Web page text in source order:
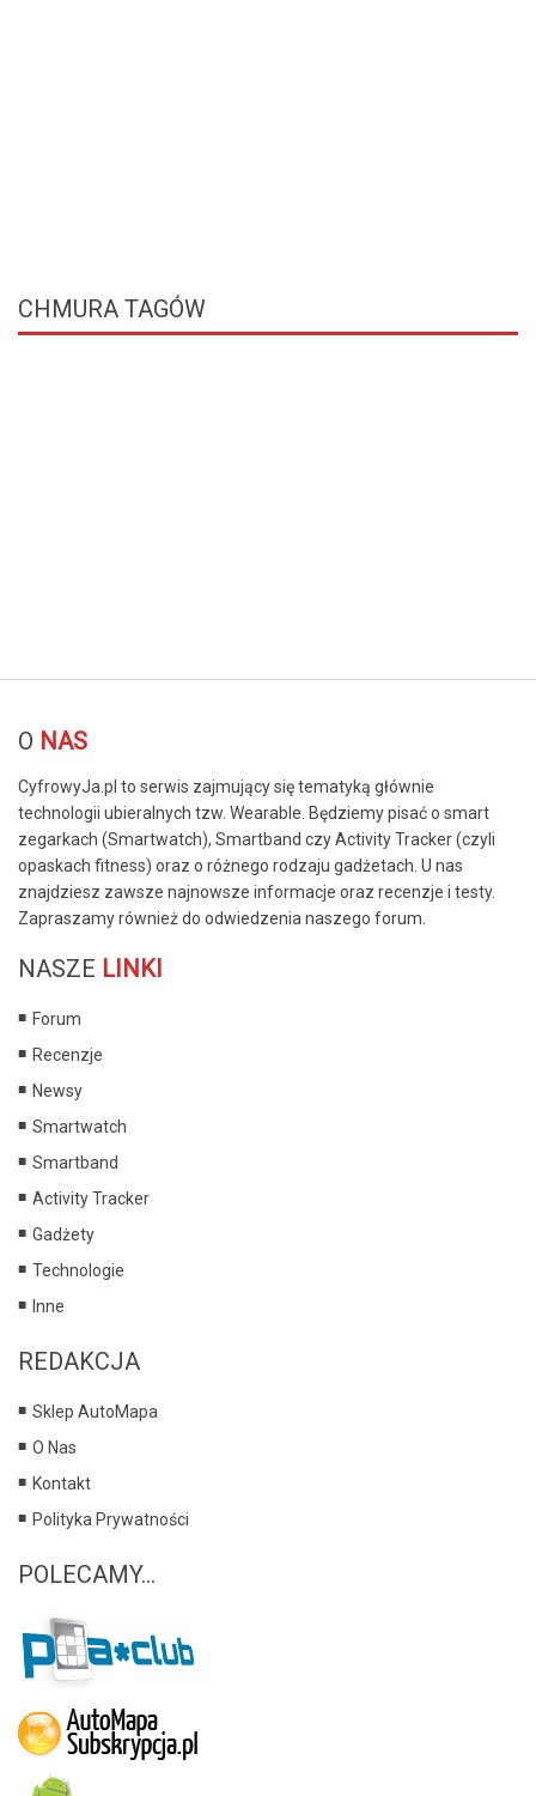
CHMURA TAGÓW
O NAS
CyfrowyJa.pl to serwis zajmujący się tematyką głównie
technologii ubieralnych tzw. Wearable. Będziemy pisać o smart
zegarkach (Smartwatch), Smartband czy Activity Tracker (czyli
opaskach fitness) oraz o różnego rodzaju gadżetach. U nas
znajdziesz zawsze najnowsze informacje oraz recenzje i testy.
Zapraszamy również do odwiedzenia naszego forum.
NASZE LINKI
Forum
Recenzje
Newsy
Smartwatch
Smartband
Activity Tracker
Gadżety
Technologie
Inne
REDAKCJA
Sklep AutoMapa
O Nas
Kontakt
Polityka Prywatności
POLECAMY...